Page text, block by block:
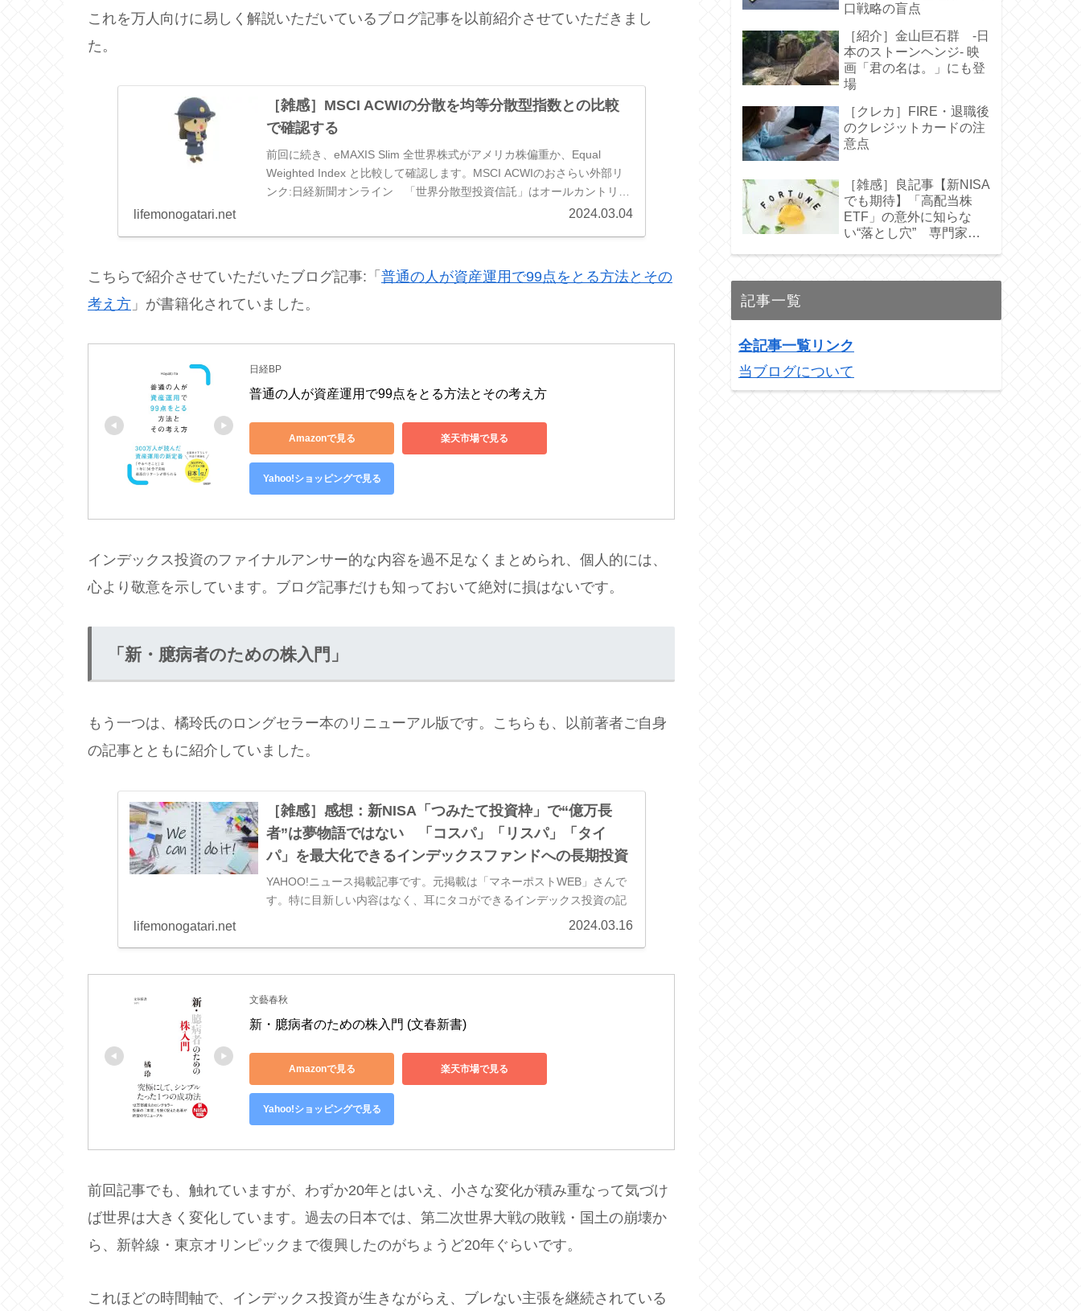
これを万人向けに易しく解説いただいているブログ記事を以前紹介させていただきまし
た。
［雑感］MSCI ACWIの分散を均等分散型指数との比較
で確認する
前回に続き、eMAXIS Slim 全世界株式がアメリカ株偏重か、Equal
Weighted Index と比較して確認します。MSCI ACWIのおさらい外部リ
ンク:日経新聞オンライン 「世界分散型投資信託」はオールカントリー
lifemonogatari.net 2024.03.04
こちらで紹介させていただいたブログ記事:「 普通の人が資産運用で99点をとる方法とその
考え方 」が書籍化されていました。
日経BP
普通の人が資産運用で99点をとる方法とその考え方
Amazonで見る 楽天市場で見る
Yahoo!ショッピングで見る
インデックス投資のファイナルアンサー的な内容を過不足なくまとめられ、個人的には、
心より敬意を示しています。ブログ記事だけも知っておいて絶対に損はないです。
「新・臆病者のための株入門」
もう一つは、橘玲氏のロングセラー本のリニューアル版です。こちらも、以前著者ご自身
の記事とともに紹介していました。
［雑感］感想：新NISA「つみたて投資枠」で“億万長
者”は夢物語ではない 「コスパ」「リスパ」「タイ
パ」を最大化できるインデックスファンドへの長期投資
YAHOO!ニュース掲載記事です。元掲載は「マネーポストWEB」さんで
す。特に目新しい内容はなく、耳にタコができるインデックス投資の記
事ですが、重要な点があります。筆者は、橘玲氏外部リンク：YAHOO!
lifemonogatari.net 2024.03.16
文藝春秋
新・臆病者のための株入門 (文春新書)
Amazonで見る 楽天市場で見る
Yahoo!ショッピングで見る
前回記事でも、触れていますが、わずか20年とはいえ、小さな変化が積み重なって気づけ
ば世界は大きく変化しています。過去の日本では、第二次世界大戦の敗戦・国土の崩壊か
ら、新幹線・東京オリンピックまで復興したのがちょうど20年ぐらいです。
これほどの時間軸で、インデックス投資が生きながらえ、ブレない主張を継続されている
口戦略の盲点
［紹介］金山巨石群 -日
本のストーンヘンジ- 映
画「君の名は。」にも登
場
［クレカ］FIRE・退職後
のクレジットカードの注
意点
［雑感］良記事【新NISA
でも期待】「高配当株
ETF」の意外に知らな
い“落とし穴” 専門家お
記事一覧
全記事一覧リンク
当ブログについて